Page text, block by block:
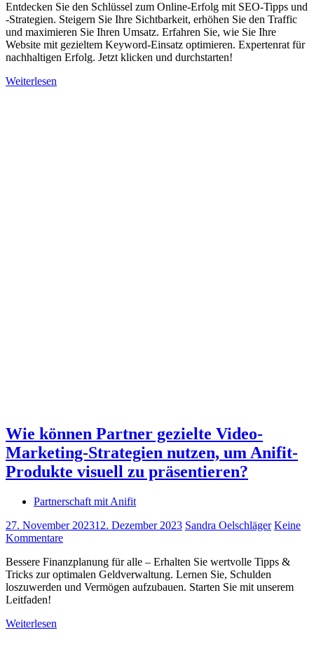
Entdecken Sie den Schlüssel zum Online-Erfolg mit SEO-Tipps und
-Strategien. Steigern Sie Ihre Sichtbarkeit, erhöhen Sie den Traffic
und maximieren Sie Ihren Umsatz. Erfahren Sie, wie Sie Ihre
Website mit gezieltem Keyword-Einsatz optimieren. Expertenrat für
nachhaltigen Erfolg. Jetzt klicken und durchstarten!
Weiterlesen
Wie können Partner gezielte Video-
Marketing-Strategien nutzen, um Anifit-
Produkte visuell zu präsentieren?
Partnerschaft mit Anifit
27. November 202312. Dezember 2023 Sandra Oelschläger Keine
Kommentare
Bessere Finanzplanung für alle – Erhalten Sie wertvolle Tipps &
Tricks zur optimalen Geldverwaltung. Lernen Sie, Schulden
loszuwerden und Vermögen aufzubauen. Starten Sie mit unserem
Leitfaden!
Weiterlesen